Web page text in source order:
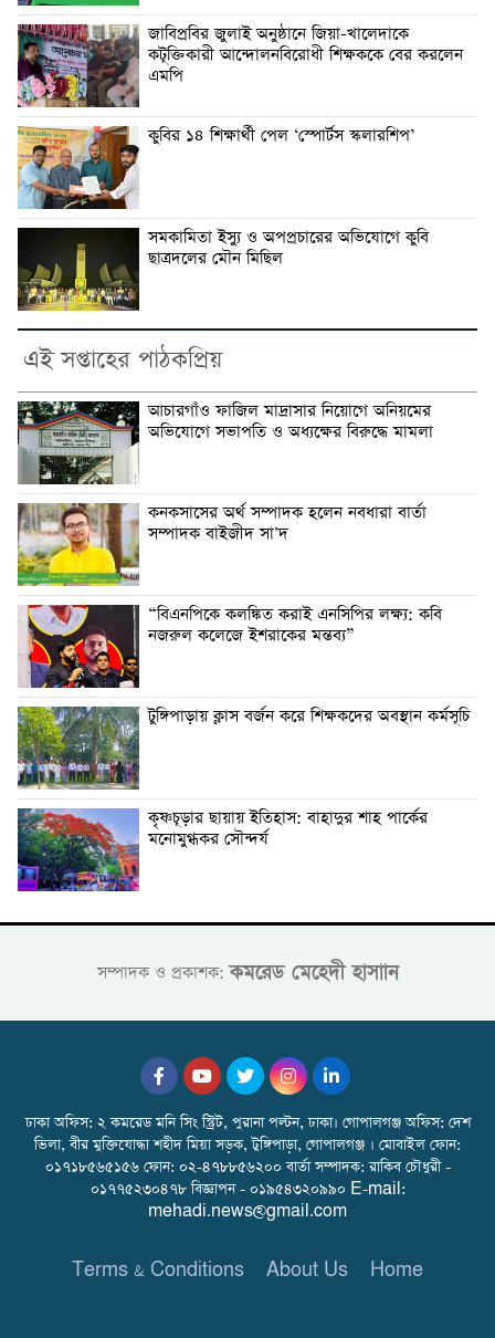
জাবিপ্রবির জুলাই অনুষ্ঠানে জিয়া-খালেদাকে
কটূক্তিকারী আন্দোলনবিরোধী শিক্ষককে বের করলেন
এমপি
কুবির ১৪ শিক্ষার্থী পেল ‘স্পোর্টস স্কলারশিপ’
সমকামিতা ইস্যু ও অপপ্রচারের অভিযোগে কুবি
ছাত্রদলের মৌন মিছিল
এই সপ্তাহের পাঠকপ্রিয়
আচারগাঁও ফাজিল মাদ্রাসার নিয়োগে অনিয়মের
অভিযোগে সভাপতি ও অধ্যক্ষের বিরুদ্ধে মামলা
কনকসাসের অর্থ সম্পাদক হলেন নবধারা বার্তা
সম্পাদক বাইজীদ সা’দ
“বিএনপিকে কলঙ্কিত করাই এনসিপির লক্ষ্য: কবি
নজরুল কলেজে ইশরাকের মন্তব্য”
টুঙ্গিপাড়ায় ক্লাস বর্জন করে শিক্ষকদের অবস্থান কর্মসূচি
কৃষ্ণচূড়ার ছায়ায় ইতিহাস: বাহাদুর শাহ পার্কের
মনোমুগ্ধকর সৌন্দর্য
সম্পাদক ও প্রকাশক:কমরেড মেহেদী হাসাান
ঢাকা অফিস: ২ কমরেড মনি সিং স্ট্রিট, পুরানা পল্টন, ঢাকা। গোপালগঞ্জ অফিস: দেশ
ভিলা, বীর মুক্তিযোদ্ধা শহীদ মিয়া সড়ক, টুঙ্গিপাড়া, গোপালগঞ্জ । মোবাইল ফোন:
০১৭১৮৫৬৫১৫৬ ফোন: ০২-৪৭৮৮৫৬২০০ বার্তা সম্পাদক: রাকিব চৌধুরী -
০১৭৭৫২৩০৪৭৮ বিজ্ঞাপন - ০১৯৫৪৩২০৯৯০ E-mail:
mehadi.news@gmail.com
Terms & Conditions About Us Home